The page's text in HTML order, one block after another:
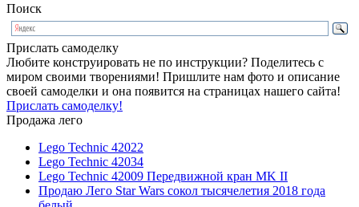
Поиск
Прислать самоделку
Любите конструировать не по инструкции? Поделитесь с
миром своими творениями! Пришлите нам фото и описание
своей самоделки и она появится на страницах нашего сайта!
Прислать самоделку!
Продажа лего
Lego Technic 42022
Lego Technic 42034
Lego Technic 42009 Передвижной кран MK II
Продаю Лего Star Wars сокол тысячелетия 2018 года